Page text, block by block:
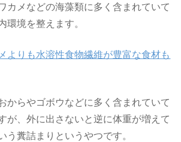
カメなどの海藻類に多く含まれていて
環境を整えます。
よりも水溶性食物繊維が豊富な食材も
からやゴボウなどに多く含まれていて
が、外に出さないと逆に体重が増えて
う糞詰まりというやつです。